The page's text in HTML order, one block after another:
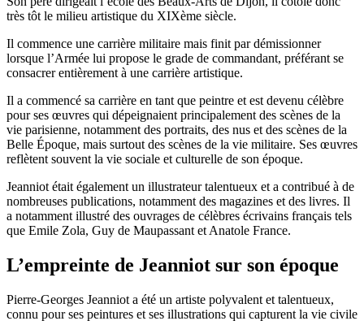
très tôt le milieu artistique du XIXème siècle.
Il commence une carrière militaire mais finit par démissionner
lorsque l’Armée lui propose le grade de commandant, préférant se
consacrer entièrement à une carrière artistique.
Il a commencé sa carrière en tant que peintre et est devenu célèbre
pour ses œuvres qui dépeignaient principalement des scènes de la
vie parisienne, notamment des portraits, des nus et des scènes de la
Belle Époque, mais surtout des scènes de la vie militaire. Ses œuvres
reflètent souvent la vie sociale et culturelle de son époque.
Jeanniot était également un illustrateur talentueux et a contribué à de
nombreuses publications, notamment des magazines et des livres. Il
a notamment illustré des ouvrages de célèbres écrivains français tels
que Emile Zola, Guy de Maupassant et Anatole France.
L’empreinte de Jeanniot sur son époque
Pierre-Georges Jeanniot a été un artiste polyvalent et talentueux,
connu pour ses peintures et ses illustrations qui capturent la vie civile